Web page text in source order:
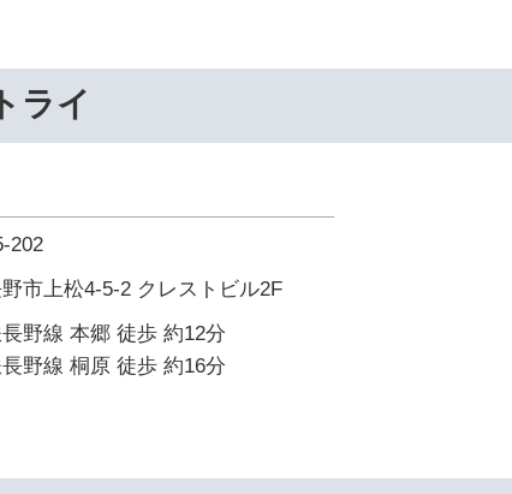
ライ
202
市上松4-5-2 クレストビル2F
野線 本郷 徒歩 約12分
野線 桐原 徒歩 約16分